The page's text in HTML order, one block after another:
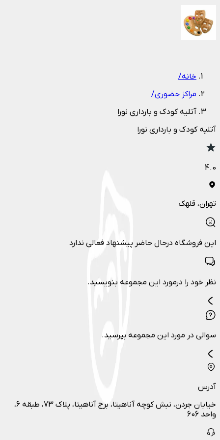
خانه/
مراکز حضوری/
آتلیه کودک و بارداری نورا
آتلیه کودک و بارداری نورا
4.0
تهران، قلهک
این فروشگاه درحال حاضر پیشنهاد فعالی ندارد
نظر خود را درمورد این مجموعه بنویسید.
سوالی در مورد این مجموعه بپرسید.
آدرس
خیابان جردن، نبش کوچه آناهیتا، برج آناهیتا، پلاک 73، طبقه 6،
واحد 606